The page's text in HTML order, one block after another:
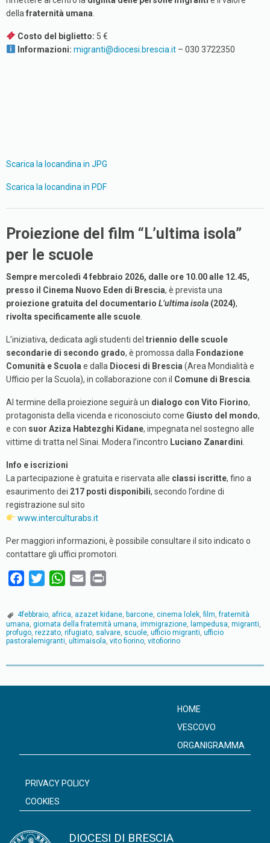
della fraternità umana
Costo del biglietto: 5 €
Informazioni: migranti@diocesi.brescia.it– 030 3722350
Scarica la locandina in JPG
Scarica la locandina in PDF
Proiezione del film “L’ultima isola”
per le scuole
Sempre mercoledì 4 febbraio 2026, dalle ore 10.00 alle 12.45,
presso il Cinema Nuovo Eden di Brescia, è prevista una
proiezione gratuita del documentario L’ultima isola (2024),
rivolta specificamente alle scuole
L’iniziativa, dedicata agli studenti del triennio delle scuole
secondarie di secondo grado, è promossa dalla Fondazione
Comunità e Scuola e dalla Diocesi di Brescia (Area Mondialità e
Ufficio per la Scuola), in collaborazione con il Comune di Brescia
Al termine della proiezione seguirà un dialogo con Vito Fiorino,
protagonista della vicenda e riconosciuto come Giusto del mondo,
e con suor Aziza Habtezghi Kidane, impegnata nel sostegno alle
vittime di tratta nel Sinai. Modera l’incontro Luciano Zanardini
Info e iscrizioni
La partecipazione è gratuita e riservata alle classi iscritte, fino a
esaurimento dei 217 posti disponibili, secondo l’ordine di
registrazione sul sito
www.interculturabs.it
Per maggiori informazioni, è possibile consultare il sito indicato o
contattare gli uffici promotori.
c
e
b
k
t
t
W
t
s
p
i
l
i
n
t
4febbraio africa azazet kidane barcone cinema lolek ,film ,fraternità
umana giornata della fraternità umana immigrazione lampedusa migranti
profugo rezzato rifugiato salvare scuole ufficio migranti ufficio
pastoralemigranti ultimaisola vito fiorino vitofiorino
DIOCESI DI BRESCIA
HOME
VESCOVO
ORGANIGRAMMA
PRIVACY POLICY
COOKIES